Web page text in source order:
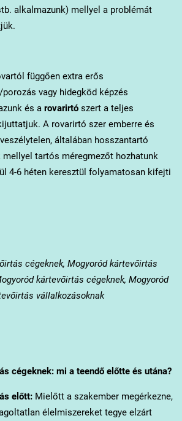
alkalmazunk) mellyel a problémát
függően extra erős
vagy hidegköd képzés
és a rovarirtószert a teljes
A rovarirtó szer emberre és
általában hosszantartó
mellyel tartós méregmezőt hozhatunk
4-6 héten keresztül folyamatosan kifejti
cégeknek, Mogyoród kártevőirtás
kártevőirtás cégeknek, Mogyoród
vállalkozásoknak
cégeknek: mi a teendő előtte és utána?
előtt:Mielőtt a szakember megérkezne,
élelmiszereket tegye elzárt